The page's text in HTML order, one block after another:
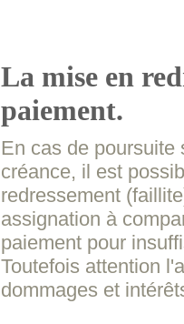
La mise en
paiement.
En cas de poursuite
créance, il est
redressement
assignation à
paiement pour
Toutefois attention
dommages et